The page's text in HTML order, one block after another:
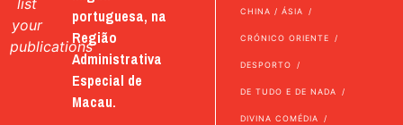
list
your
publications
portuguesa, na
Região
Administrativa
Especial de
Macau.
CHINA / ÁSIA
CRÓNICO ORIENTE
DESPORTO
DE TUDO E DE NADA
DIVINA COMÉDIA